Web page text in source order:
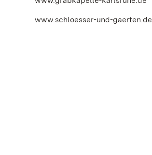
www.schloesser-und-gaerten.de